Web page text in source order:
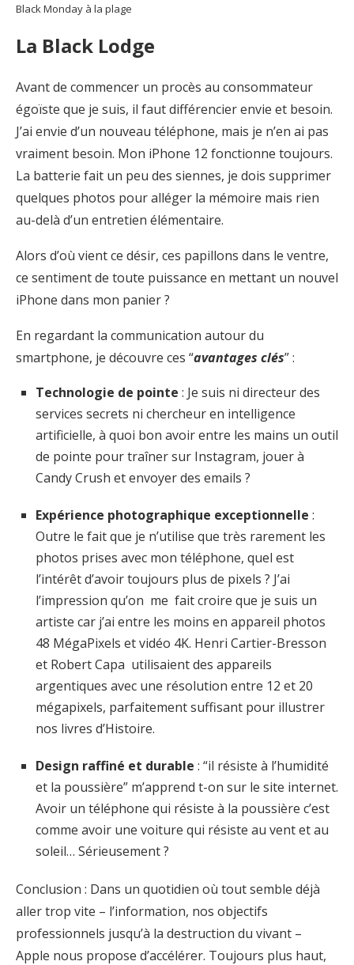
Black Monday à la plage
La Black Lodge
Avant de commencer un procès au consommateur
égoïste que je suis, il faut différencier envie et besoin.
J’ai envie d’un nouveau téléphone, mais je n’en ai pas
vraiment besoin. Mon iPhone 12 fonctionne toujours.
La batterie fait un peu des siennes, je dois supprimer
quelques photos pour alléger la mémoire mais rien
au-delà d’un entretien élémentaire.
Alors d’où vient ce désir, ces papillons dans le ventre,
ce sentiment de toute puissance en mettant un nouvel
iPhone dans mon panier ?
En regardant la communication autour du
smartphone, je découvre ces “avantages clés” :
Technologie de pointe : Je suis ni directeur des
services secrets ni chercheur en intelligence
artificielle, à quoi bon avoir entre les mains un outil
de pointe pour traîner sur Instagram, jouer à
Candy Crush et envoyer des emails ?
Expérience photographique exceptionnelle :
Outre le fait que je n’utilise que très rarement les
photos prises avec mon téléphone, quel est
l’intérêt d’avoir toujours plus de pixels ? J’ai
l’impression qu’on me fait croire que je suis un
artiste car j’ai entre les moins en appareil photos
48 MégaPixels et vidéo 4K. Henri Cartier-Bresson
et Robert Capa utilisaient des appareils
argentiques avec une résolution entre 12 et 20
mégapixels, parfaitement suffisant pour illustrer
nos livres d’Histoire.
Design raffiné et durable : “il résiste à l’humidité
et la poussière” m’apprend t-on sur le site internet.
Avoir un téléphone qui résiste à la poussière c’est
comme avoir une voiture qui résiste au vent et au
soleil… Sérieusement ?
Conclusion : Dans un quotidien où tout semble déjà
aller trop vite – l’information, nos objectifs
professionnels jusqu’à la destruction du vivant –
Apple nous propose d’accélérer. Toujours plus haut,